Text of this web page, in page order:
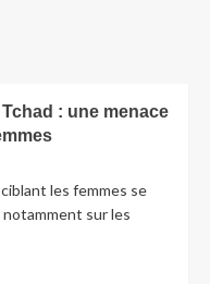
: une menace
les femmes se
sur les